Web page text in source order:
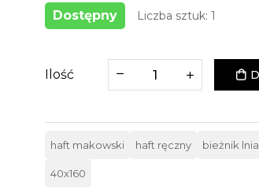
Dostępny Liczba sztuk: 1
Ilość
haft makowski haft ręczny bieżnik
40x160